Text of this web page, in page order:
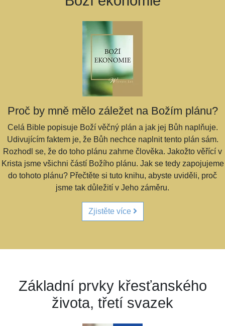
Proč by mně mělo záležet na Božím plánu?
Celá Bible popisuje Boží věčný plán a jak jej Bůh naplňuje.
Udivujícím faktem je, že Bůh nechce naplnit tento plán sám.
Rozhodl se, že do toho plánu zahrne člověka. Jakožto věřící v
Krista jsme všichni částí Božího plánu. Jak se tedy zapojujeme
do tohoto plánu? Přečtěte si tuto knihu, abyste uviděli, proč
jsme tak důležití v Jeho záměru.
Zjistěte více
Základní prvky křesťanského
života, třetí svazek